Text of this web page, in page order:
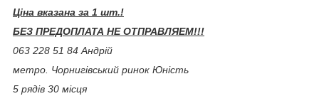
Ціна вказана за 1 шт.!
БЕЗ ПРЕДОПЛАТА НЕ ОТПРАВЛЯЕМ!!!
063 228 51 84 Андрій
метро. Чорнигівський ринок Юність
5 рядів 30 місця